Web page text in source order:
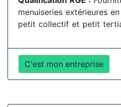
menuiseries extérieures
petit collectif et petit
C'est mon entreprise